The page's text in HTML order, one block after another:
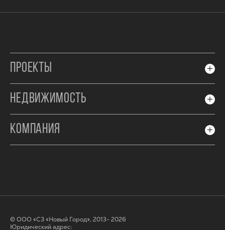
ПРОЕКТЫ
НЕДВИЖИМОСТЬ
КОМПАНИЯ
© ООО «СЗ «Новый Город», 2013- 2026
Юридический адрес: